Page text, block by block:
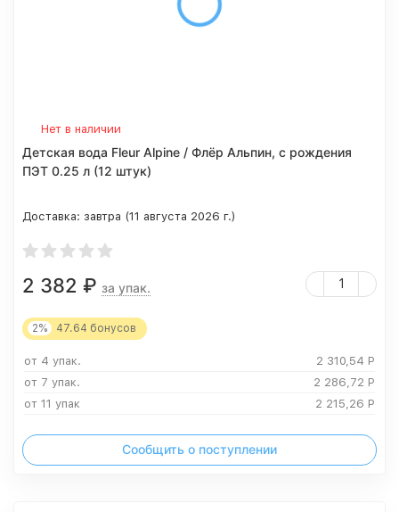
Нет в наличии
Детская вода Fleur Alpine / Флёр Альпин, с рождения
ПЭТ 0.25 л (12 штук)
Доставка: завтра (11 августа 2026 г.)
2 382 ₽ за упак.
2% 47.64 бонусов
от 4 упак. 2 310,54 Р
от 7 упак.
2 286,72 Р
от 11 упак
2 215,26 Р
Сообщить о поступлении